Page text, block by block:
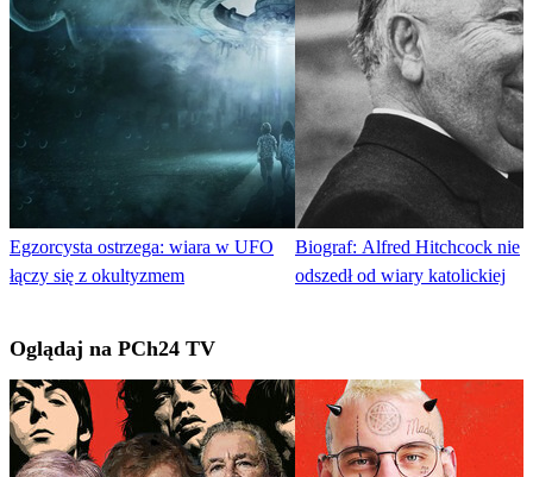
Egzorcysta ostrzega: wiara w UFO
łączy się z okultyzmem
Biograf: Alfred Hitchcock nie
odszedł od wiary katolickiej
Oglądaj na PCh24 TV